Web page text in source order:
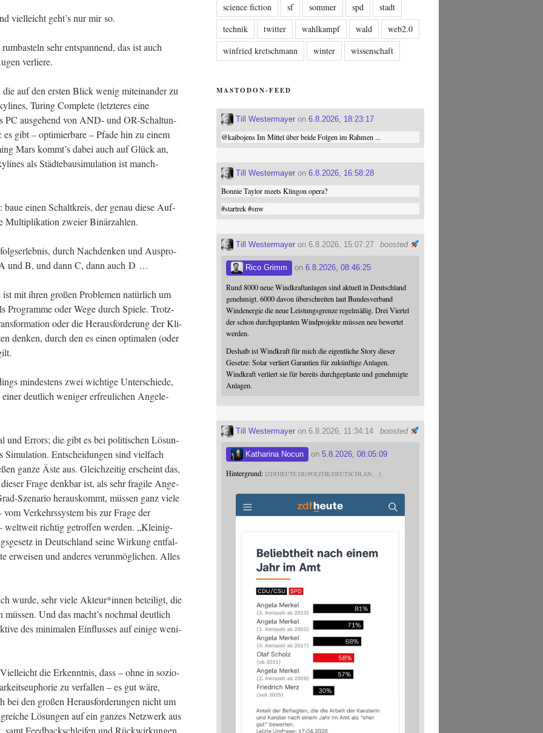
viel­leicht geht’s nur mir so.
sehr ent­span­nend, das ist auch
verliere.
auf den ers­ten Blick wenig mit­ein­an­der zu
Turing Com­ple­te (letz­te­res eine
PC aus­ge­hend von AND- und OR-Schal­tun­
es gibt – opti­mier­ba­re – Pfa­de hin zu einem
Mars kommt’s dabei auch auf Glück an,
als Städ­te­bau­si­mu­la­ti­on ist manch­
einen Schalt­kreis, der genau die­se Auf­
Mul­ti­pli­ka­ti­on zwei­er Binärzahlen.
durch Nach­den­ken und Aus­pro­
und B, und dann C, dann auch D …
mit ihren gro­ßen Pro­ble­men natür­lich um
Pro­gram­me oder Wege durch Spie­le. Trotz­
oder die Her­aus­for­de­rung der Kli­
den­ken, durch den es einen opti­ma­len (oder
min­des­tens zwei wich­ti­ge Unter­schie­de,
einer deut­lich weni­ger erfreu­li­chen Ange­le­
und Errors; die gibt es bei poli­ti­schen Lösun­
Ent­schei­dun­gen sind viel­fach
gan­ze Äste aus. Gleich­zei­tig erscheint das,
Fra­ge denk­bar ist, als sehr fra­gi­le Ange­
Sze­na­rio her­aus­kommt, müs­sen ganz vie­le
Ver­kehrs­sys­tem bis zur Fra­ge der
welt­weit rich­tig getrof­fen wer­den. „Klei­nig­
in Deutsch­land sei­ne Wir­kung ent­fal­
erwei­sen und ande­res ver­un­mög­li­chen. Alles
wur­de, sehr vie­le Akteur*innen betei­ligt, die
Und das macht’s noch­mal deut­lich
des mini­ma­len Ein­flus­ses auf eini­ge weni­
die Erkennt­nis, dass – ohne in sozio­
zu ver­fal­len – es gut wäre,
bei den gro­ßen Her­aus­for­de­run­gen nicht um
Lösun­gen auf ein gan­zes Netz­werk aus
Feed­back­schlei­fen und Rückwirkungen.
science fiction
sf sommer spd
stadt
technik
twitter wahlkampf wald
web2.0
winfried kretschmann
winter wissenschaft
MASTODON-FEED
Till Westermayer on6.8.2026, 18:23:17
@kaibojensIm Mittel über beide Folgen im Rahmen ...
Till Westermayer on6.8.2026, 16:58:28
Bonnie Taylor meets Klingon opera?
#startrek #snw
boosted
Till Westermayer on 6.8.2026, 15:07:27
Rico Grimm on6.8.2026, 08:46:25
Rund 8000 neue Windkraftanlagen sind aktuell in Deutschland
genehmigt. 6000 davon überschreiten laut Bundesverband
Windenergie die neue Leistungsgrenze regelmäßig. Drei Viertel
der schon durchgeplanten Windprojekte müssen neu bewertet
werden.
Deshalb ist Windkraft für mich die eigentliche Story dieser
Gesetze: Solar verliert Garantien für zukünftige Anlagen.
Windkraft verliert sie für bereits durchgeplante und genehmigte
Anlagen.
boosted
Till Westermayer on 6.8.2026, 11:34:14
Katharina Nocun on5.8.2026, 08:05:09
Hintergrund: ZDFHEUTE.DE/POLITIK/DEUTSCHLAN